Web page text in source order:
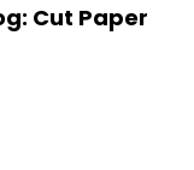
Cut Paper